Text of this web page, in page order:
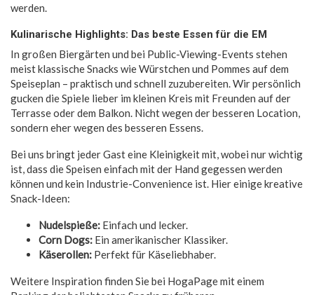
werden.
Kulinarische Highlights: Das beste Essen für die EM
In großen Biergärten und bei Public-Viewing-Events stehen
meist klassische Snacks wie Würstchen und Pommes auf dem
Speiseplan – praktisch und schnell zuzubereiten. Wir persönlich
gucken die Spiele lieber im kleinen Kreis mit Freunden auf der
Terrasse oder dem Balkon. Nicht wegen der besseren Location,
sondern eher wegen des besseren Essens.
Bei uns bringt jeder Gast eine Kleinigkeit mit, wobei nur wichtig
ist, dass die Speisen einfach mit der Hand gegessen werden
können und kein Industrie-Convenience ist. Hier einige kreative
Snack-Ideen:
Nudelspieße: Einfach und lecker.
Corn Dogs: Ein amerikanischer Klassiker.
Käserollen: Perfekt für Käseliebhaber.
Weitere Inspiration finden Sie bei HogaPage mit einem